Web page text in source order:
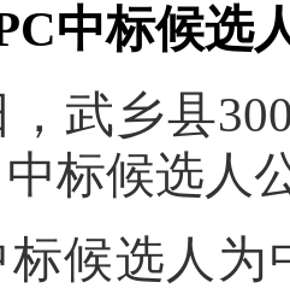
中标候选
，武乡县
标候选人
候选人为